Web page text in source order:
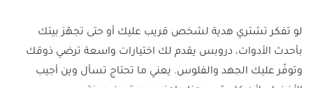
لو تفكر تشتري هدية لشخص قريب عليك أو حتى تجهّز بيتك
بأحدث الأدوات، دروبس يقدم لك اختيارات واسعة ترضي ذوقك
وتوفّر عليك الجهد والفلوس. يعني ما تحتاج تسأل وين أجيب